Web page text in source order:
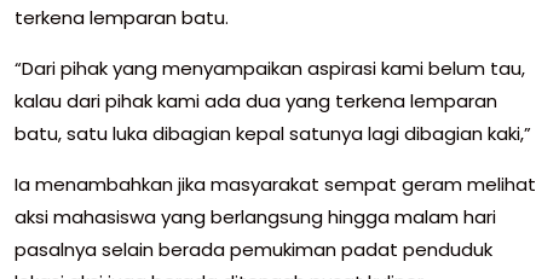
terkena lemparan batu.
“Dari pihak yang menyampaikan aspirasi kami belum tau,
kalau dari pihak kami ada dua yang terkena lemparan
batu, satu luka dibagian kepal satunya lagi dibagian kaki,”
Ia menambahkan jika masyarakat sempat geram melihat
aksi mahasiswa yang berlangsung hingga malam hari
pasalnya selain berada pemukiman padat penduduk